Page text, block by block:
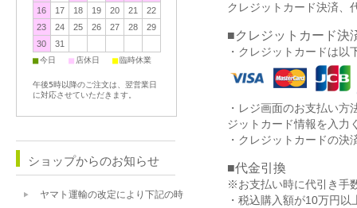
クレジットカード決済、
■クレジットカード決
・クレジットカードは
・レジ画面のお支払い
ジットカード情報を入力
・クレジットカードの
■代金引換
※お支払い時に代引き手
・税込購入額が10万円
16
17 18 19 20 21
22
23
24 25 26 27 28
29
30
31
■今日 ■ 店休日 ■臨時休業
午後5時以降のご注文は、翌営業日
に対応させていただきます。
ショップからのお知らせ
ヤマト運輸の改定により下記の時